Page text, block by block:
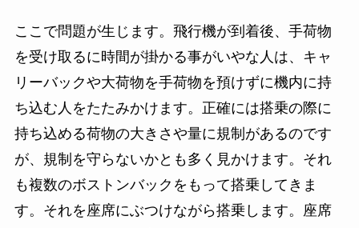
ここで問題が生じます。飛行機が到着後、手荷物
を受け取るに時間が掛かる事がいやな人は、キャ
リーバックや大荷物を手荷物を預けずに機内に持
ち込む人をたたみかけます。正確には搭乗の際に
持ち込める荷物の大きさや量に規制があるのです
が、規制を守らないかとも多く見かけます。それ
も複数のボストンバックをもって搭乗してきま
す。それを座席にぶつけながら搭乗します。座席